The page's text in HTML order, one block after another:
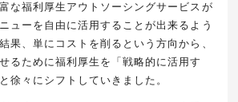
な福利厚生アウトソーシングサービスが
ューを自由に活用することが出来るよう
果、単にコストを削るという方向から、
るために福利厚生を「戦略的に活用す
徐々にシフトしていきました。